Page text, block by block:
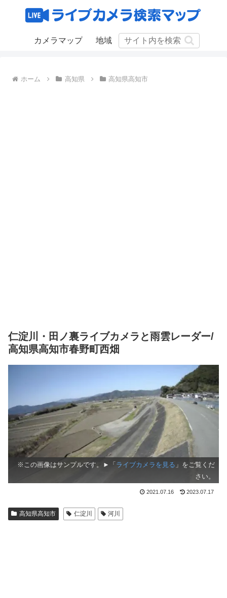
カメラマップ 地域
ホーム 高知県 高知県高知市
仁淀川・田ノ裏ライブカメラと雨雲レーダー/
高知県高知市春野町西畑
※この画像はサンプルです。►「 ライブカメラを見る 」をご覧くだ
さい。
2021.07.16 2023.07.17
高知県高知市 仁淀川 河川